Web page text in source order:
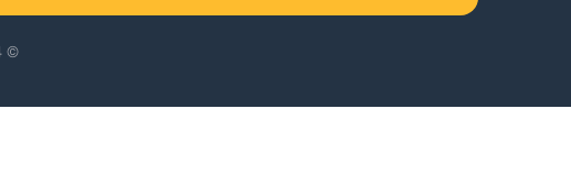
© 2024 تمامی حقوق برای وب سایت خودرودیلی محفوظ است.